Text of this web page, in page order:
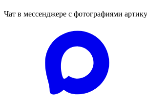
Чат в мессенджере с фотографиями